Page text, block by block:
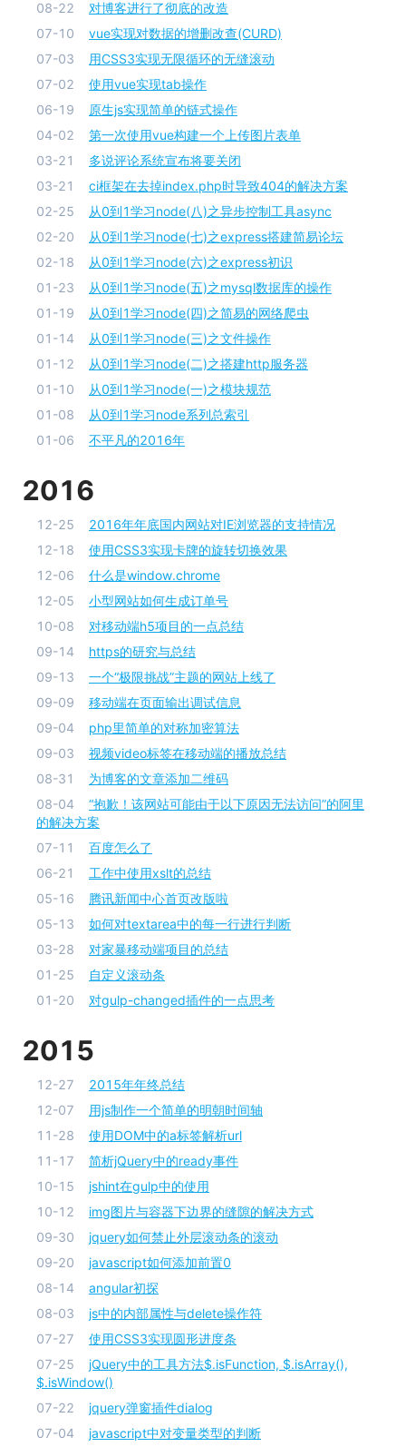
08-22
对博客进行了彻底的改造
07-10
vue实现对数据的增删改查(CURD)
07-03
用CSS3实现无限循环的无缝滚动
07-02
使用vue实现tab操作
06-19
原生js实现简单的链式操作
04-02
第一次使用vue构建一个上传图片表单
03-21
多说评论系统宣布将要关闭
03-21
ci框架在去掉index.php时导致404的解决方案
02-25
从0到1学习node(八)之异步控制工具async
02-20
从0到1学习node(七)之express搭建简易论坛
02-18
从0到1学习node(六)之express初识
01-23
从0到1学习node(五)之mysql数据库的操作
01-19
从0到1学习node(四)之简易的网络爬虫
01-14
从0到1学习node(三)之文件操作
01-12
从0到1学习node(二)之搭建http服务器
01-10
从0到1学习node(一)之模块规范
01-08
从0到1学习node系列总索引
01-06
不平凡的2016年
2016
12-25
2016年年底国内网站对IE浏览器的支持情况
12-18
使用CSS3实现卡牌的旋转切换效果
12-06
什么是window.chrome
12-05
小型网站如何生成订单号
10-08
对移动端h5项目的一点总结
09-14
https的研究与总结
09-13
一个“极限挑战”主题的网站上线了
09-09
移动端在页面输出调试信息
09-04
php里简单的对称加密算法
09-03
视频video标签在移动端的播放总结
08-31
为博客的文章添加二维码
08-04
“抱歉！该网站可能由于以下原因无法访问”的阿里
的解决方案
07-11
百度怎么了
06-21
工作中使用xslt的总结
05-16
腾讯新闻中心首页改版啦
05-13
如何对textarea中的每一行进行判断
03-28
对家暴移动端项目的总结
01-25
自定义滚动条
01-20
对gulp-changed插件的一点思考
2015
12-27
2015年年终总结
12-07
用js制作一个简单的明朝时间轴
11-28
使用DOM中的a标签解析url
11-17
简析jQuery中的ready事件
10-15
jshint在gulp中的使用
10-12
img图片与容器下边界的缝隙的解决方式
09-30
jquery如何禁止外层滚动条的滚动
09-20
javascript如何添加前置0
08-14
angular初探
08-03
js中的内部属性与delete操作符
07-27
使用CSS3实现圆形进度条
07-25
jQuery中的工具方法$.isFunction, $.isArray(),
$.isWindow()
07-22
jquery弹窗插件dialog
07-04
javascript中对变量类型的判断